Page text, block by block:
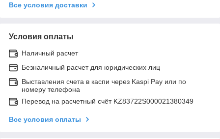
Все условия доставки
Условия оплаты
Наличный расчет
Безналичный расчет для юридических лиц
Выставления счета в каспи через Kaspi Pay или по
номеру телефона
Перевод на расчетный счёт KZ83722S000021380349
Все условия оплаты